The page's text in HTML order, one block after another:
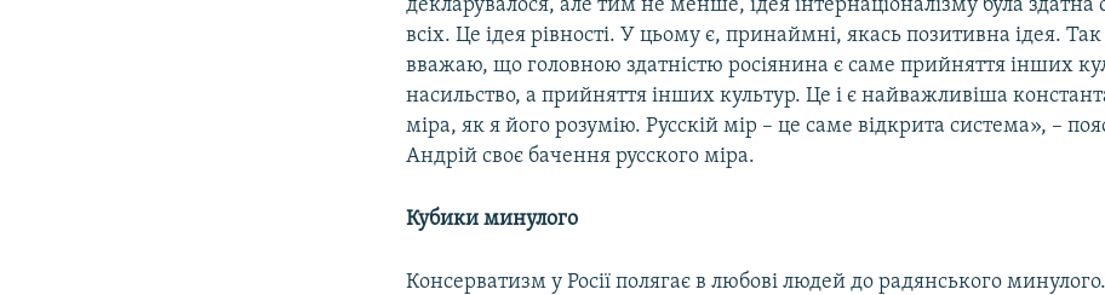
декларувалося, але тим не менше, ідея інтернаціоналізму була здатна
всіх. Це ідея рівності. У цьому є, принаймні, якась позитивна ідея. Так
вважаю, що головною здатністю росіянина є саме прийняття інших
насильство, а прийняття інших культур. Це і є найважливіша
міра, як я його розумію. Русскій мір – це саме відкрита система», –
Андрій своє бачення русского міра.
Кубики минулого
Консерватизм у Росії полягає в любові людей до радянського